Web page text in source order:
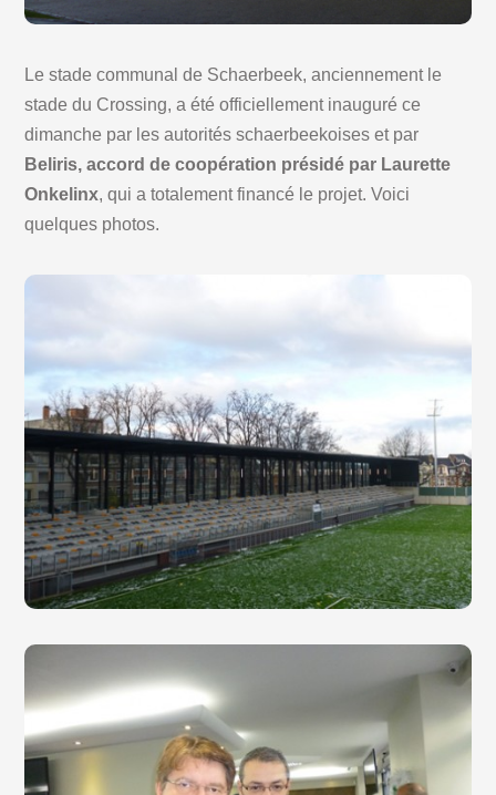
Le stade communal de Schaerbeek, anciennement le
stade du Crossing, a été officiellement inauguré ce
dimanche par les autorités schaerbeekoises et par
Beliris, accord de coopération présidé par Laurette
Onkelinx, qui a totalement financé le projet. Voici
quelques photos.